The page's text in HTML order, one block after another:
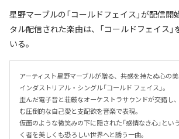
星野マーブルの「コールドフェイス」が配信開
タル配信された楽曲は、「コールドフェイス」
いる。
アーティスト星野マーブルが贈る、共感を持たぬ心の
インダストリアル・シングル「コールド フェイス」。
歪んだ電子音と荘厳なオーケストラサウンドが交錯し
む圧倒的な自己愛と支配欲を音楽で表現。
仮面のような微笑みの下に隠された「感情なき心」とい
く者を美しくも恐ろしい世界へと誘う一曲。